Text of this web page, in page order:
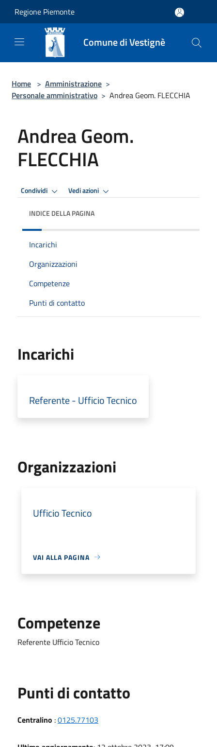
Regione Piemonte
Comune di Vestignè
Home > Amministrazione >
Personale amministrativo > Andrea Geom. FLECCHIA
Andrea Geom.
FLECCHIA
Condividi Vedi azioni
INDICE DELLA PAGINA
Incarichi
Organizzazioni
Competenze
Punti di contatto
Incarichi
Referente - Ufficio Tecnico
Organizzazioni
Ufficio Tecnico
VAI ALLA PAGINA
Competenze
Referente Ufficio Tecnico
Punti di contatto
Centralino :0125.77103